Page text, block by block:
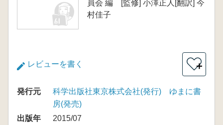
員会 編 [監修] 小澤正人[翻訳] 今
村佳子
レビューを書く ＋
発行元
科学出版社東京株式会社(発行) ゆまに書
房(発売)
出版年
2015/07